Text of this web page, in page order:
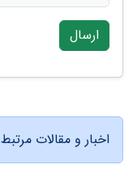
ارسال
اخبار و مقالات مرتبط